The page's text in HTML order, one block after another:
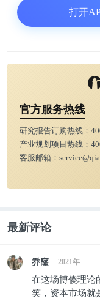
服了各路名人、
下的播放量达
次的阅读量。去
式积木熊知识，
箱视频，展示自己
由于入场人数的
木熊中，只有两
打开
官方服务热线
研究报告订购热线：
产业规划项目热线：
客服邮箱：
最新评论
乔窿 2021年
在这场博傻理论
笑，资本市场就